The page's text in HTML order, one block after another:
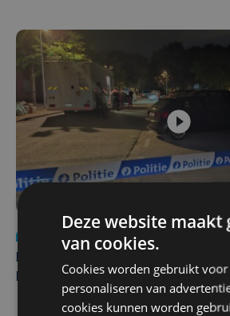
di 4 augustus | 09:32
Pieters Brugge
Deze website maakt
van cookies.
Cookies worden gebruikt
personaliseren van
cookies kunnen worden